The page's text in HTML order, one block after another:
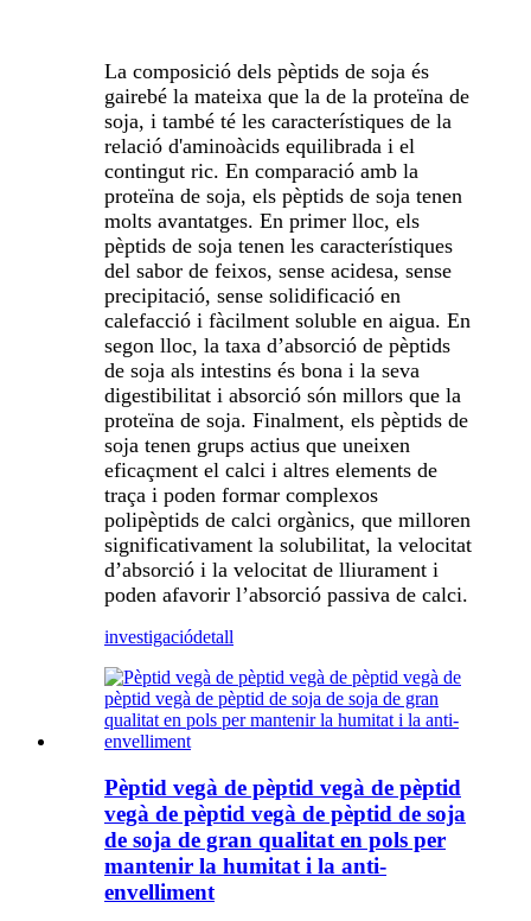
La composició dels pèptids de soja és
gairebé la mateixa que la de la proteïna de
soja, i també té les característiques de la
relació d'aminoàcids equilibrada i el
contingut ric. En comparació amb la
proteïna de soja, els pèptids de soja tenen
molts avantatges. En primer lloc, els
pèptids de soja tenen les característiques
del sabor de feixos, sense acidesa, sense
precipitació, sense solidificació en
calefacció i fàcilment soluble en aigua. En
segon lloc, la taxa d’absorció de pèptids
de soja als intestins és bona i la seva
digestibilitat i absorció són millors que la
proteïna de soja. Finalment, els pèptids de
soja tenen grups actius que uneixen
eficaçment el calci i altres elements de
traça i poden formar complexos
polipèptids de calci orgànics, que milloren
significativament la solubilitat, la velocitat
d’absorció i la velocitat de lliurament i
poden afavorir l’absorció passiva de calci.
investigaciódetall
Pèptid vegà de pèptid vegà de pèptid
vegà de pèptid vegà de pèptid de soja
de soja de gran qualitat en pols per
mantenir la humitat i la anti-
envelliment